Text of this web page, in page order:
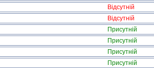
Відсутній
Відсутній
Присутній
Присутній
Присутній
Присутній